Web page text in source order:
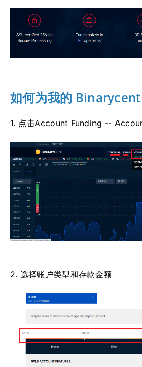
如何为我的 Binarycent
1. 点击Account Funding --
2. 选择账户类型和存款金额